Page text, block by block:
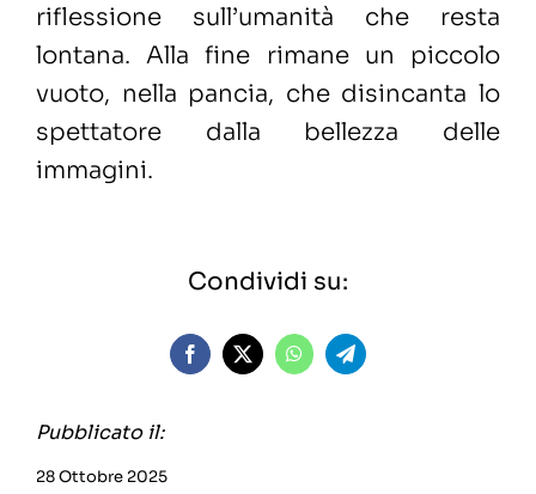
riflessione sull’umanità che resta
lontana. Alla fine rimane un piccolo
vuoto, nella pancia, che disincanta lo
spettatore dalla bellezza delle
immagini.
Condividi su:
Pubblicato il:
28 Ottobre 2025